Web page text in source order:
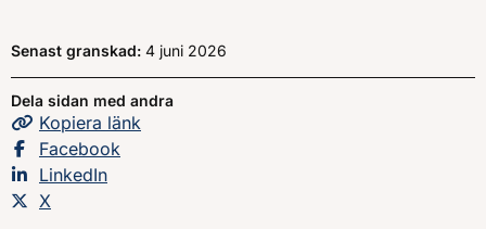
Senast granskad: 4 juni 2026
Dela sidan med andra
Kopiera sidans
länk
Dela sidan på
Facebook
Dela sidan på
LinkedIn
Dela sidan på
X